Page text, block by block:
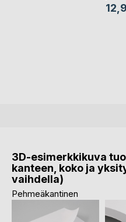
3D-esimerkkikuva
kanteen, koko ja
vaihdella)
Pehmeäkantinen